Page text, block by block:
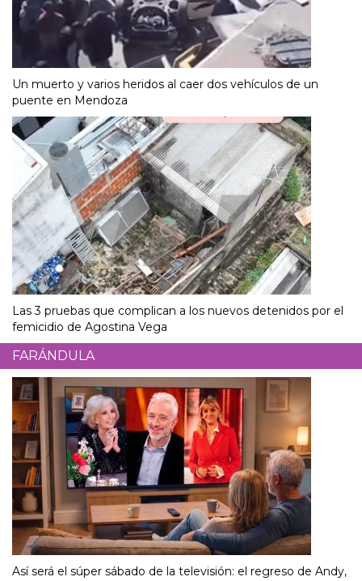
Un muerto y varios heridos al caer dos vehículos de un
puente en Mendoza
Las 3 pruebas que complican a los nuevos detenidos por el
femicidio de Agostina Vega
FARÁNDULA
Así será el súper sábado de la televisión: el regreso de Andy,